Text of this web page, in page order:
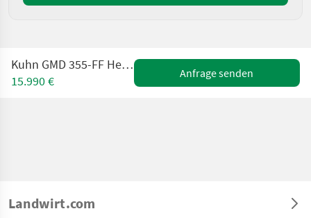
Kuhn GMD 355-FF Heck-Scheibenmähwerk
15.990 €
Anfrage senden
Landwirt.com